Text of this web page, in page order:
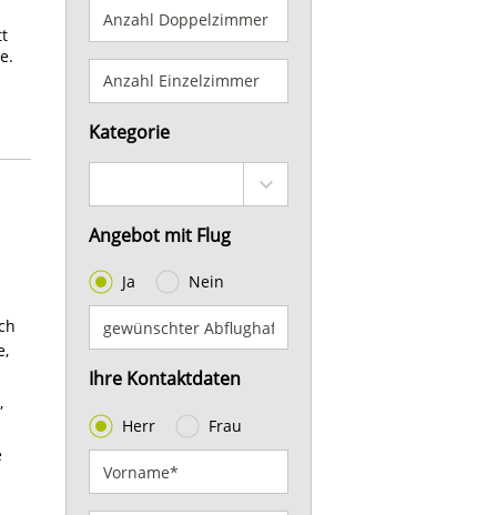
Kategorie
Angebot mit Flug
Ja Nein
Ihre Kontaktdaten
Herr Frau